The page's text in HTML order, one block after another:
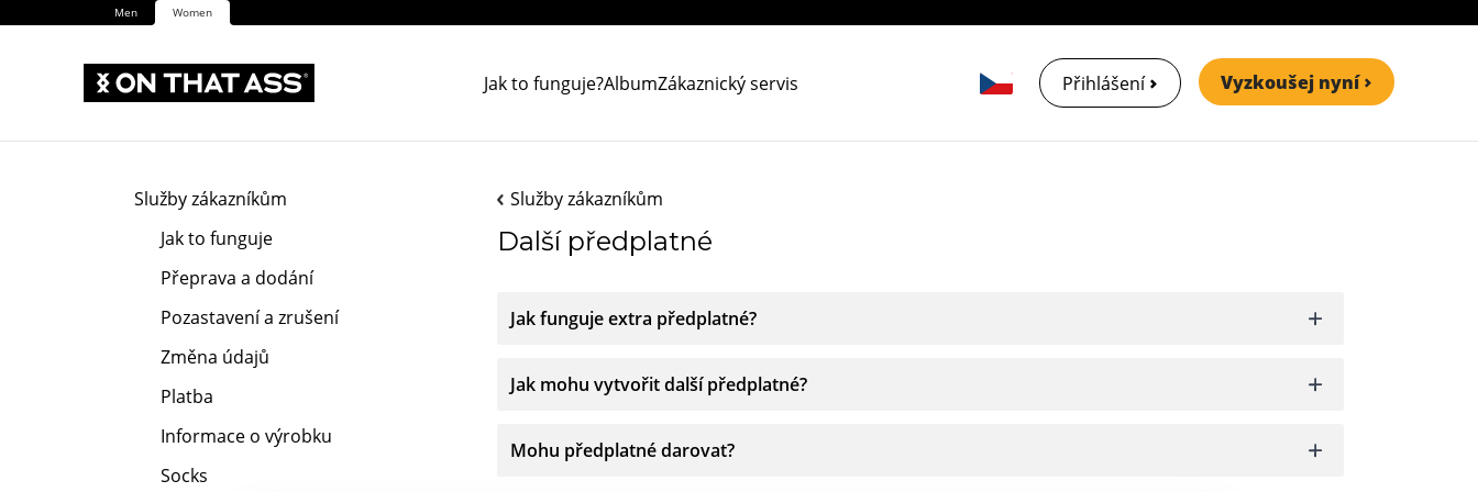
Men Women
Jak to funguje?AlbumZákaznický servis Přihlášení Vyzkoušej nyní
Služby zákazníkům
Jak to funguje
Přeprava a dodání
Pozastavení a zrušení
Změna údajů
Platba
Informace o výrobku
Socks
Služby zákazníkům
Další předplatné
Jak funguje extra předplatné?
Jak mohu vytvořit další předplatné?
Mohu předplatné darovat?